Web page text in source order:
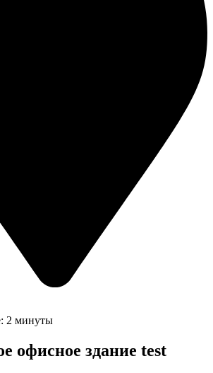
2 минуты
офисное здание test